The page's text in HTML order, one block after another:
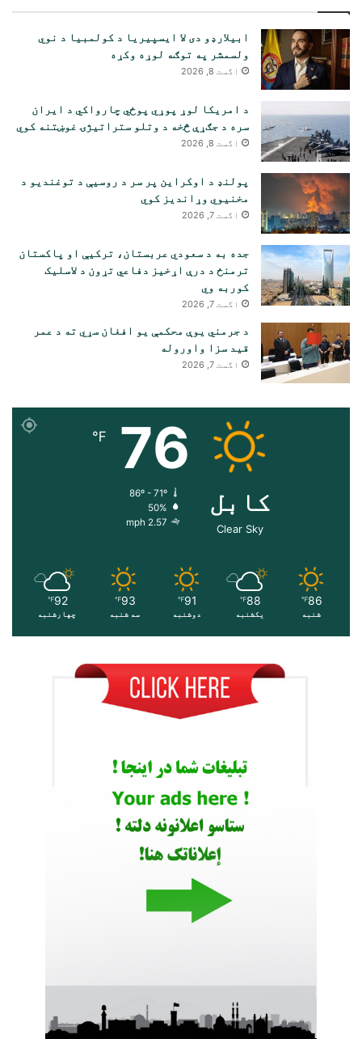
ابیلارډو دی لا ایسپیریا د کولمبیا د نوي
ولسمشر په توګه لوړه وکړه
اگست 8, 2026
د امریکا لوړ پوړي پوځي چارواکي د ایران
سره د جګړې څخه د وتلو ستراتیژۍ غوښتنه کوي
اگست 8, 2026
پولنډ د اوکراین پر سر د روسیې د توغندیو د
مخنیوي وړاندیز کوي
اگست 7, 2026
جده به د سعودي عربستان، ترکیې او پاکستان
ترمنځ د درې اړخیز دفاعي تړون د لاسلیک
کوربه وي
اگست 7, 2026
د جرمني یوې محکمې یو افغان سړي ته د عمر
قید سزا واوروله
اگست 7, 2026
کابل
Clear Sky
76
℉
86º - 71º
50%
2.57 mph
86
℉
شنبه
88
℉
یکشنبه
91
℉
دوشنبه
93
℉
سه شنبه
92
℉
چهارشنبه